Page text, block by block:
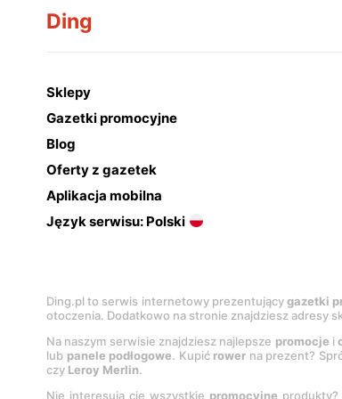
Ding
Sklepy
Gazetki promocyjne
Blog
Oferty z gazetek
Aplikacja mobilna
Język serwisu: Polski
Ding.pl to serwis internetowy prezentującygazetki
otoczenia. Dodatkowo na stronie znajdziesz adresy
Na naszym serwisie znajdziesz najlepsze promocje i
lub panele podłogowe. Kupić rower na prezent?
czy Leroy Merlin.
Nie interesują cię wszystkie promocyjne